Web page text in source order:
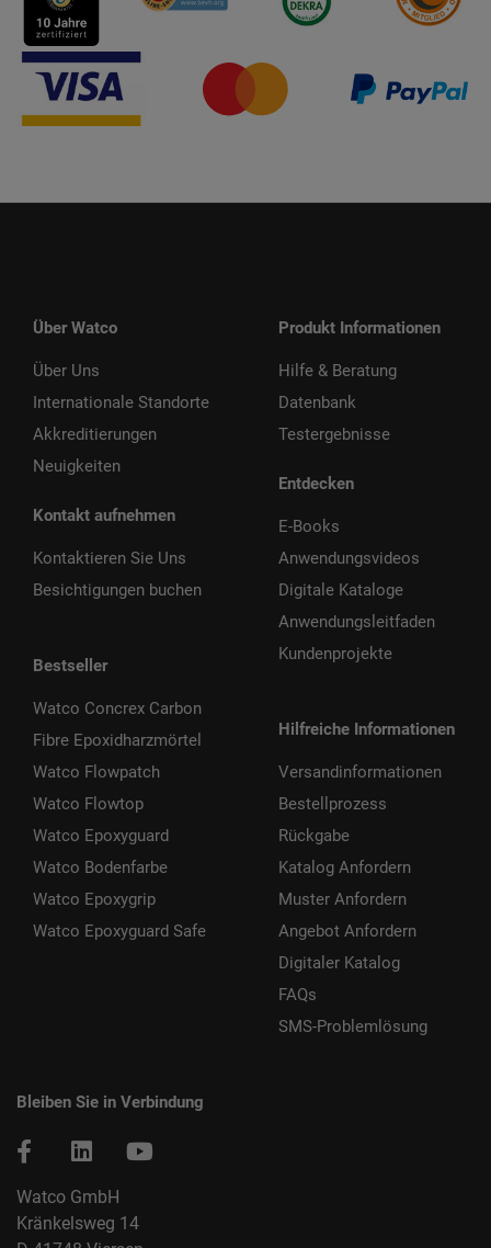
Über Watco
Über Uns
Internationale Standorte
Akkreditierungen
Neuigkeiten
Kontakt aufnehmen
Kontaktieren Sie Uns
Besichtigungen buchen
Bestseller
Watco Concrex Carbon
Fibre Epoxidharzmörtel
Watco Flowpatch
Watco Flowtop
Watco Epoxyguard
Watco Bodenfarbe
Watco Epoxygrip
Watco Epoxyguard Safe
Produkt Informationen
Hilfe & Beratung
Datenbank
Testergebnisse
Entdecken
E-Books
Anwendungsvideos
Digitale Kataloge
Anwendungsleitfaden
Kundenprojekte
Hilfreiche Informationen
Versandinformationen
Bestellprozess
Rückgabe
Katalog Anfordern
Muster Anfordern
Angebot Anfordern
Digitaler Katalog
FAQs
SMS-Problemlösung
Bleiben Sie in Verbindung
Watco GmbH
Kränkelsweg 14